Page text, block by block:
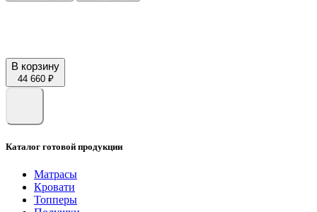
В корзину
44 660 ₽
Каталог готовой продукции
Матрасы
Кровати
Топперы